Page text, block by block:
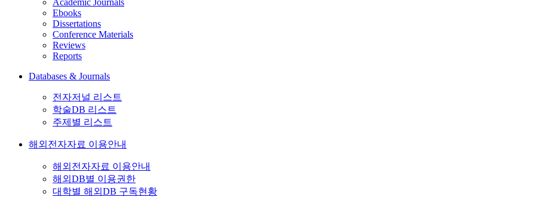
Academic Journals
Ebooks
Dissertations
Conference Materials
Reviews
Reports
Databases & Journals
전자저널 리스트
학술DB 리스트
주제별 리스트
해외전자자료 이용안내
해외전자자료 이용안내
해외DB별 이용권한
대학별 해외DB 구독현황